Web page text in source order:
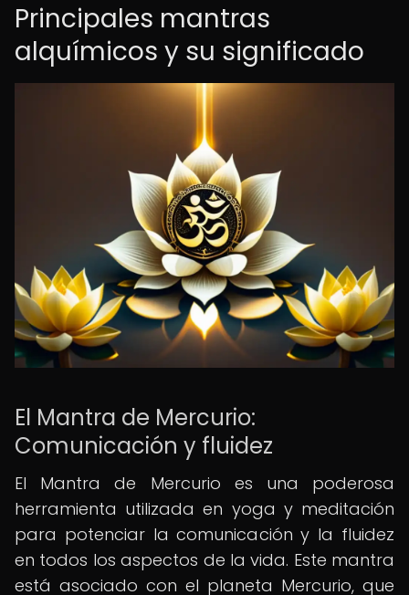
Principales mantras
alquímicos y su significado
El Mantra de Mercurio:
Comunicación y fluidez
El Mantra de Mercurio es una poderosa
herramienta utilizada en yoga y meditación
para potenciar la comunicación y la fluidez
en todos los aspectos de la vida. Este mantra
está asociado con el planeta Mercurio, que